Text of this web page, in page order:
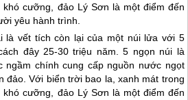
cưỡng, đảo Lý Sơn là một điểm đến
yêu hành trình.
là vết tích còn lại của một núi lửa với 5
đây 25-30 triệu năm. 5 ngọn núi là
ngầm chính cung cấp nguồn nước ngọt
đảo. Với biển trời bao la, xanh mát trong
khó cưỡng, đảo Lý Sơn là một điểm đến